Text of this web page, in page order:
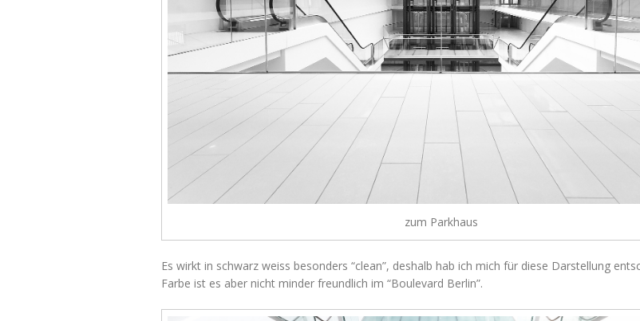
zum Parkhaus
Es wirkt in schwarz weiss besonders “clean”, deshalb hab ich mich für diese Darstellung
Farbe ist es aber nicht minder freundlich im “Boulevard Berlin”.